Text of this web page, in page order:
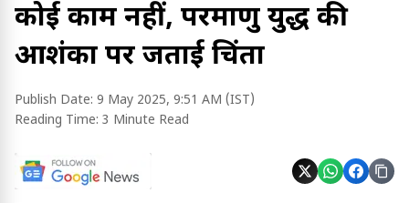
कोई काम नहीं, परमाणु युद्ध की
आशंका पर जताई चिंता
Publish Date: 9 May 2025, 9:51 AM (IST)
Reading Time: 3 Minute Read